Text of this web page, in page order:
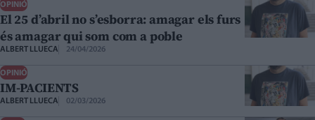
OPINIÓ
El 25 d’abril no s’esborra: amagar els furs
és amagar qui som com a poble
ALBERT LLUECA 24/04/2026
OPINIÓ
IM-PACIENTS
ALBERT LLUECA 02/03/2026